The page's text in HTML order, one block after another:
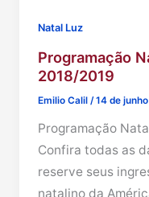
Natal Luz
Programação
2018/2019
Emilio Calil/14 de
Programação
Confira todas as
reserve seus
natalino da